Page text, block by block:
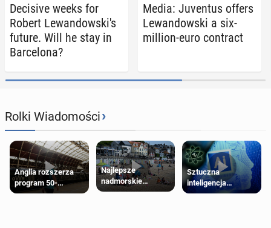
De­ci­sive weeks for
Robert Lewandowski's
future. Will he stay in
Barcelona?
Media: Ju­ven­tus offers
Lewandows­ki a six-
million-euro con­tract
Rolki Wiadomości›
Anglia rozszerza
program 50-
procentowych
Najlepsze
nadmorskie
miasteczko blisko
Sztuczna
inteligencja
próbowała oszukać